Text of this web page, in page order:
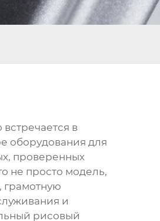
в
оборудования для
проверенных
не просто модель,
грамотную
и
рисовый